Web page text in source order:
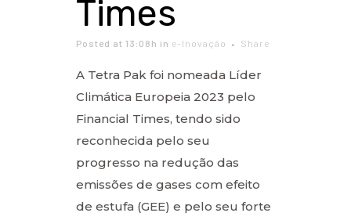
Times
Posted at 13:08h in e-Inovação Share
A Tetra Pak foi nomeada Líder
Climática Europeia 2023 pelo
Financial Times, tendo sido
reconhecida pelo seu
progresso na redução das
emissões de gases com efeito
de estufa (GEE) e pelo seu forte